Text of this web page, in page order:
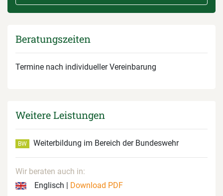
Beratungszeiten
Termine nach individueller Vereinbarung
Weitere Leistungen
BW Weiterbildung im Bereich der Bundeswehr
Wir beraten auch in:
Englisch |
Download PDF